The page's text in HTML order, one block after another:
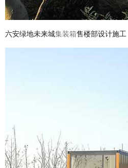
六安绿地未来城集装箱售楼部设计施工